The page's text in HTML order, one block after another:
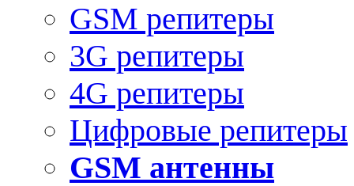
GSM репитеры
3G репитеры
4G репитеры
Цифровые репитеры
GSM антенны